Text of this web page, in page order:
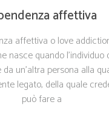
affettiva
affettiva o love
nasce quando l’individuo
un’altra persona alla
legato, della quale
può fare a